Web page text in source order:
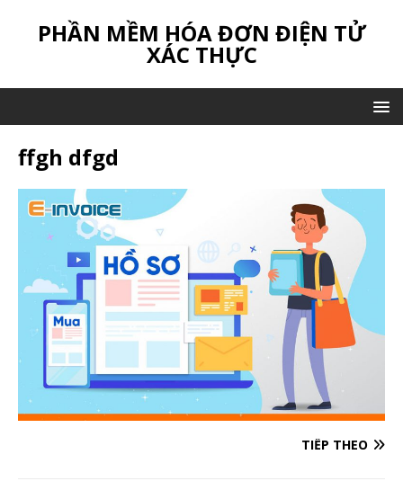
PHẦN MỀM HÓA ĐƠN ĐIỆN TỬ
XÁC THỰC
ffgh dfgd
TIẾP THEO